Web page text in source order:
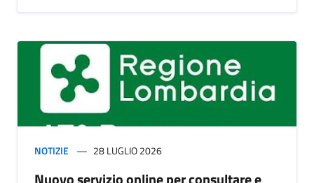
NOTIZIE 28 LUGLIO 2026